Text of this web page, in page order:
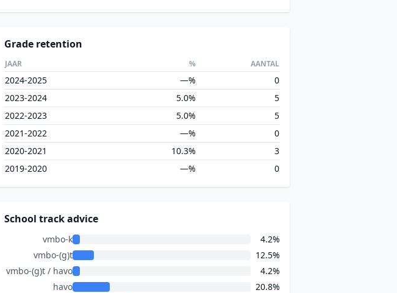
Grade retention
JAAR % AANTAL
2024-2025 —%
0
2023-2024
5.0%
5
2022-2023
5.0%
5
2021-2022
—%
0
2020-2021
10.3%
3
2019-2020
—% 0
School track advice
vmbo-k
4.2%
vmbo-(g)t
12.5%
vmbo-(g)t / havo
4.2%
havo
20.8%